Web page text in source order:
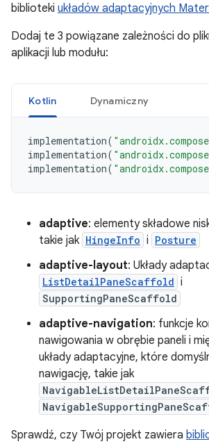
biblioteki układów adaptacyjnych
Dodaj te 3 powiązane zależności do
aplikacji lub modułu:
Kotlin Dynamiczny
implementation(
implementation(
implementation(
adaptive: elementy składowe
takie jak HingeInfo i Posture
adaptive-layout: Układy
ListDetailPaneScaffold i
SupportingPaneScaffold
adaptive-navigation: funkcje
nawigowania w obrębie paneli i
układy adaptacyjne, które
nawigację, takie jak
Sprawdź, czy Twój projekt zawiera